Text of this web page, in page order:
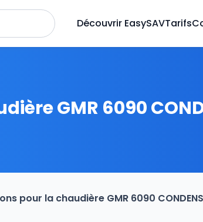
Découvrir EasySAVTarifs
GMR 6090
pour la chaudière GMR 6090